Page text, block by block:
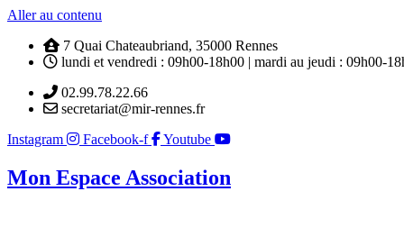
Aller au contenu
7 Quai Chateaubriand, 35000 Rennes
lundi et vendredi : 09h00-18h00 | mardi au jeudi : 09h00-
02.99.78.22.66
secretariat@mir-rennes.fr
Instagram
Facebook-f Youtube
Mon Espace Association